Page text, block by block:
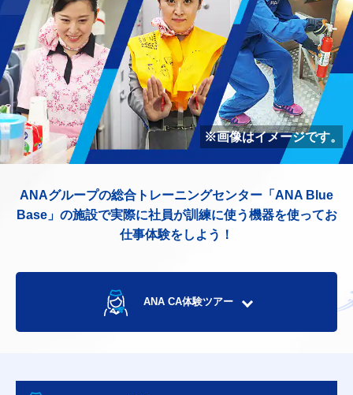
※画像はイメージです。
ANAグループの総合トレーニングセンター「ANA Blue
Base」の施設で実際に社員が訓練に使う機器を使ってお
仕事体験をしよう！
ANA CA体験ツアー